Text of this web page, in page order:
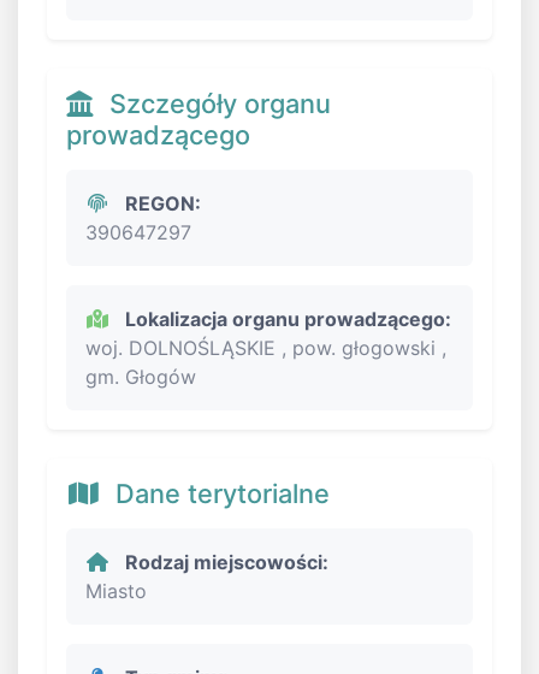
Szczegóły organu
prowadzącego
REGON:
390647297
Lokalizacja organu prowadzącego:
woj. DOLNOŚLĄSKIE , pow. głogowski ,
gm. Głogów
Dane terytorialne
Rodzaj miejscowości:
Miasto